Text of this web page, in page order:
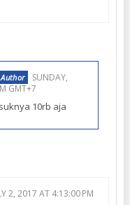
SUNDAY,
GMT+7
10rb aja
2, 2017 AT 4:13:00 PM